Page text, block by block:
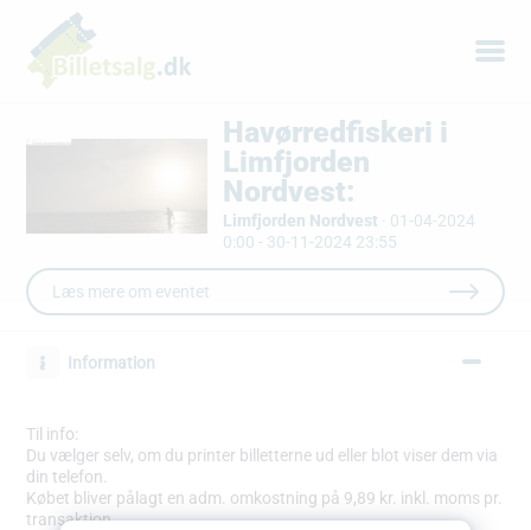
Havørredfiskeri i
Limfjorden
Nordvest:
Limfjorden Nordvest · 01-04-2024
0:00 - 30-11-2024 23:55
Læs mere om eventet
Information
Til info:
Du vælger selv, om du printer billetterne ud eller blot viser dem via
din telefon.
Købet bliver pålagt en adm. omkostning på 9,89 kr. inkl. moms pr.
transaktion.